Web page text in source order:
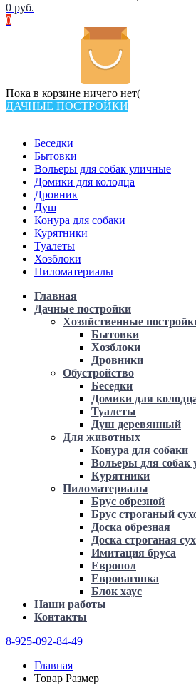
0 руб.
0
Пока в корзине ничего нет(
ДАЧНЫЕ ПОСТРОЙКИ
Беседки
Бытовки
Вольеры для собак уличные
Домики для колодца
Дровник
Душ
Конура для собаки
Курятники
Туалеты
Хозблоки
Пиломатериалы
Главная
Дачные постройки
Хозяйственные
Бытовки
Хозблоки
Дровники
Обустройство
Беседки
Домики для
Туалеты
Душ деревянный
Для животных
Конура для собаки
Вольеры для собак
Курятники
Пиломатериалы
Брус обрезной
Брус строганый
Доска обрезная
Доска строганая
Имитация бруса
Европол
Евровагонка
Блок хаус
Наши работы
Контакты
8-925-092-84-49
Главная
Товар Размер